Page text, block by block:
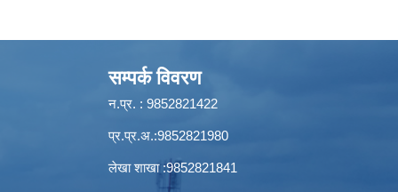
सम्पर्क विवरण
न.प्र. : 9852821422
प्र.प्र.अ.:9852821980
लेखा शाखा :9852821841